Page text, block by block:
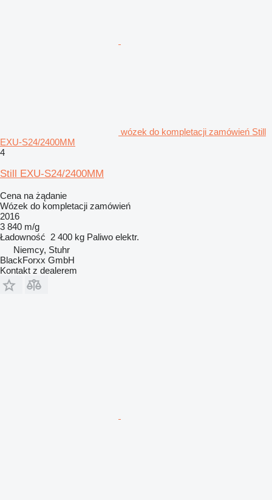
wózek do kompletacji zamówień Still
EXU-S24/2400MM
4
Still EXU-S24/2400MM
Cena na żądanie
Wózek do kompletacji zamówień
2016
3 840 m/g
Ładowność 2 400 kg Paliwo elektr.
Niemcy, Stuhr
BlackForxx GmbH
Kontakt z dealerem